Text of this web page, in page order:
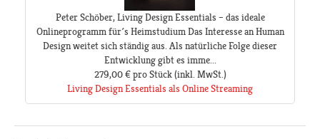
Peter Schöber, Living Design Essentials – das ideale
Onlineprogramm für´s Heimstudium Das Interesse an Human
Design weitet sich ständig aus. Als natürliche Folge dieser
Entwicklung gibt es imme...
279,00 € pro Stück(inkl. MwSt.)
Living Design Essentials als Online Streaming